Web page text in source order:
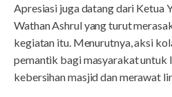
Apresiasi juga datang dari Ketua
Wathan Ashrul yang turut
kegiatan itu. Menurutnya, aksi
pemantik bagi masyarakat untuk
kebersihan masjid dan merawat